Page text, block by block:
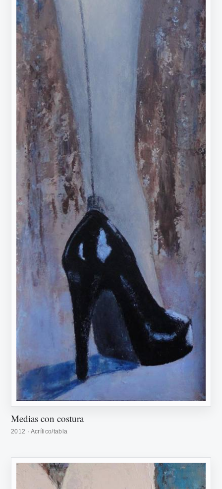
Medias con costura
2012 · Acrílico/tabla